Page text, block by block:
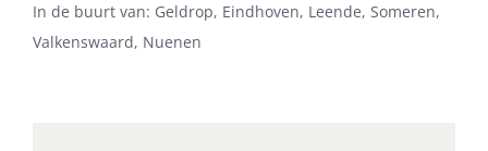
In de buurt van: Geldrop, Eindhoven, Leende, Someren,
Valkenswaard, Nuenen